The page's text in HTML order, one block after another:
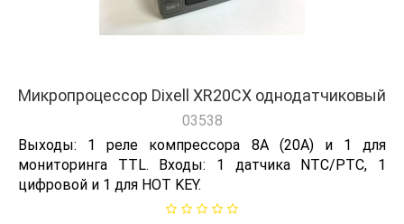
Микропроцессор Dixell XR20CX однодатчиковый
03538
Выходы: 1 реле компрессора 8А (20А) и 1 для
мониторинга ТТL. Входы: 1 датчика NTC/PTC, 1
цифровой и 1 для HOT KEY.